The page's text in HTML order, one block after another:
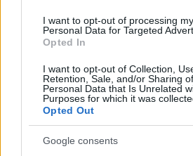
I want to opt-out of processing my
Personal Data for Targeted
Opted In
I want to opt-out of Collection,
Retention, Sale, and/or Sharing
Personal Data that Is Unrelated
Purposes for which it was
Opted Out
Google consents
ΠΟΛΙΤΙΚΗ
07/04/2026 - 12:01
ΟΠΕΚΕΠΕ - Βουλή:
για άρση ασυλίας 11